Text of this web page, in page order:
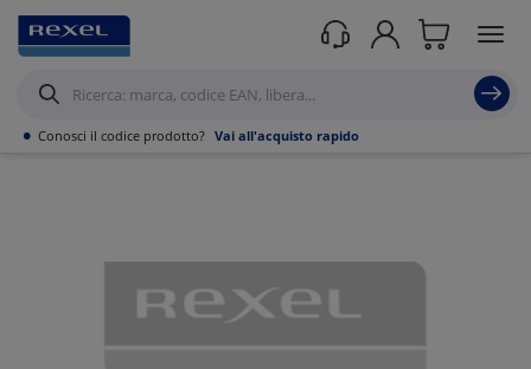
• Conosci il codice prodotto? Vai all'acquisto rapido
Prodotti /Illuminazione /Apparecchi stagni/